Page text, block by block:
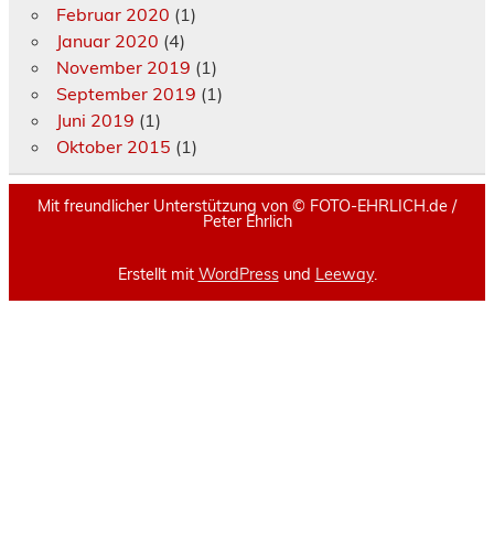
Februar 2020 (1)
Januar 2020 (4)
November 2019 (1)
September 2019 (1)
Juni 2019 (1)
Oktober 2015 (1)
Mit freundlicher Unterstützung von ©️ FOTO-EHRLICH.de /
Peter Ehrlich
Erstellt mit WordPressund Leeway.